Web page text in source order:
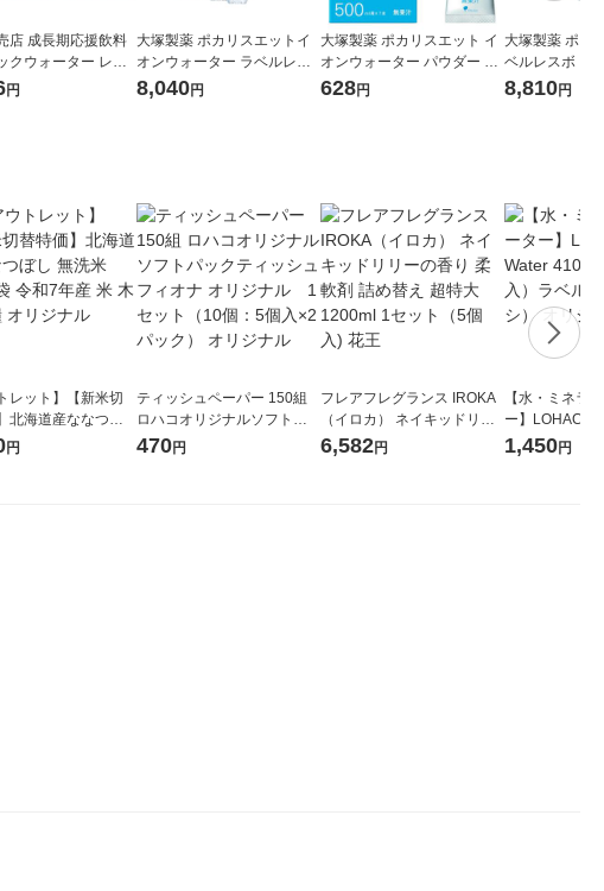
店 成長期応援飲料
クウォーター レモ
箱（8袋入） 500m
円
大塚製薬 ポカリスエットイ
オンウォーター ラベルレス
ボトル 500ml 1セット（48
8,040円
大塚製薬 ポカリスエット イ
オンウォーター パウダー ス
ティックタイプ 500ml用 1箱
628円
大塚製薬 ポカ
ベルレスボト
ト（48本）
8,810円
レット】【新米切
北海道産ななつぼ
5kg 1袋 令和7年産
円
ティッシュペーパー 150組
ロハコオリジナルソフトパ
ックティッシュ フィオナ オ
470円
フレアフレグランス IROKA
（イロカ） ネイキッドリリ
ーの香り 柔軟剤 詰め替え 超
6,582円
【水・ミネラ
ー】LOHACO
1箱（20本入
1,450円